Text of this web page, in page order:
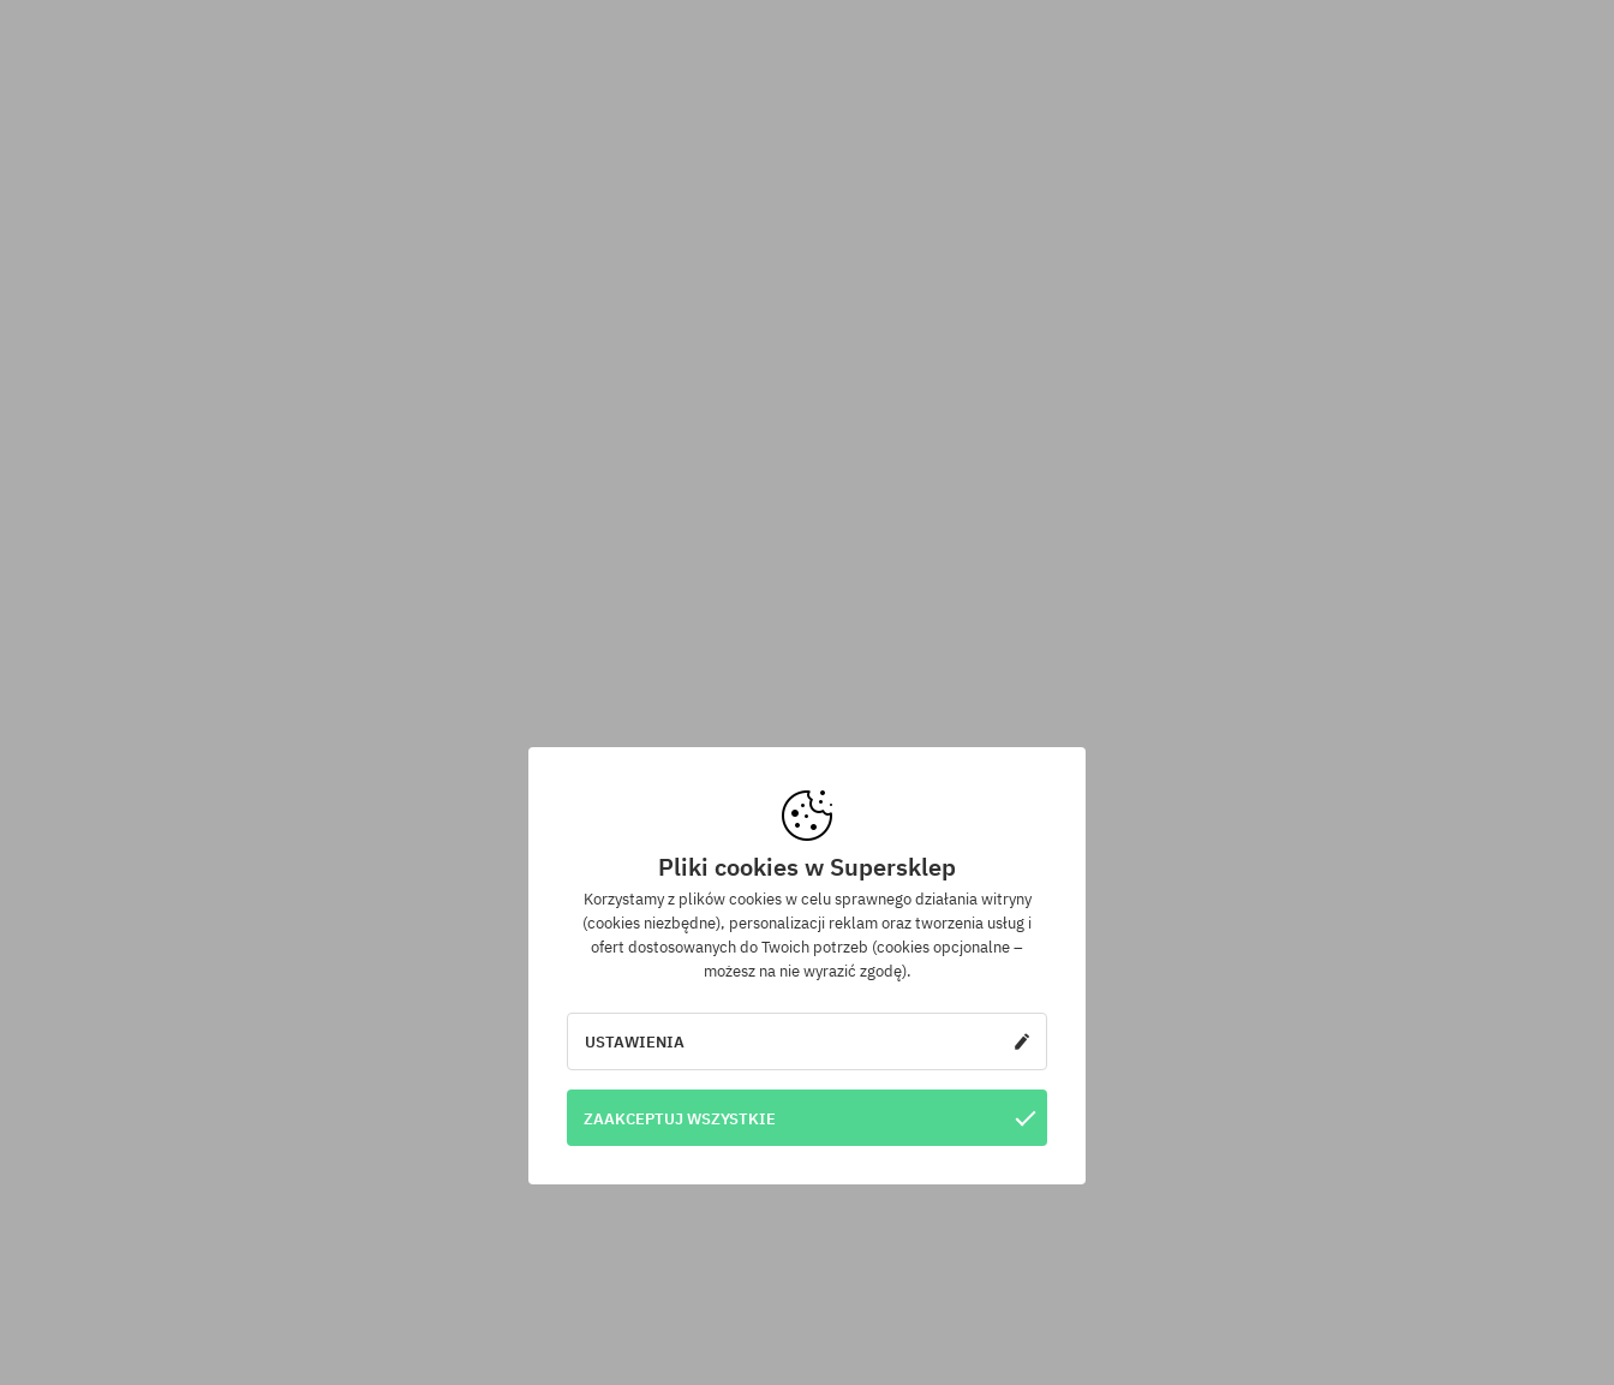
Pliki cookies w Supersklep
Korzystamy z plików cookies w celu sprawnego działania witryny
(cookies niezbędne), personalizacji reklam oraz tworzenia usług i
ofert dostosowanych do Twoich potrzeb (cookies opcjonalne –
możesz na nie wyrazić zgodę).
USTAWIENIA
ZAAKCEPTUJ WSZYSTKIE